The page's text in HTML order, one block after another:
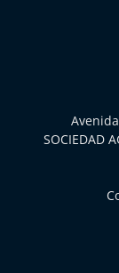
SOCIEDAD